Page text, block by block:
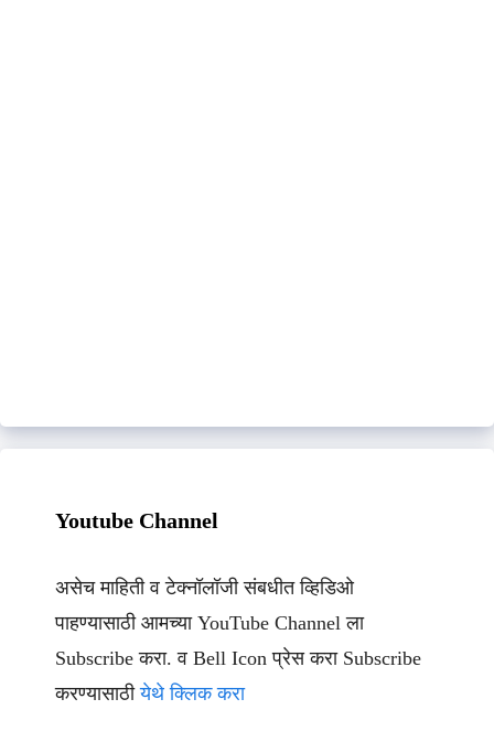
Youtube Channel
असेच माहिती व टेक्नॉलॉजी संबधीत व्हिडिओ
पाहण्यासाठी आमच्या YouTube Channel ला
Subscribe करा. व Bell Icon प्रेस करा Subscribe
करण्यासाठीयेथे क्लिक करा